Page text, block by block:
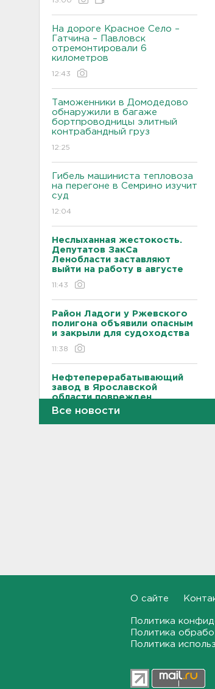
На дороге Красное Село –
Гатчина – Павловск
отремонтировали 6
километров
12:43
Таможенники в Домодедово
обнаружили в багаже
бортпроводницы элитный
контрабандный груз
12:25
Гибель машиниста тепловоза
на перегоне в Семрино изучит
суд
12:04
Неслыханная жестокость.
Депутатов ЗакСа
Ленобласти заставляют
выйти на работу в августе
11:43
Район Ладоги у Ржевского
полигона объявили опасным
и закрыли для судоходства
11:38
Нефтеперерабатывающий
завод в Ярославской
области поврежден
обломками БПЛА, возник
пожар
Четыре девушки пострадали
теракт на объекте
Росгвардии в Приморье
Все новости
О сайте
Политика
Политика
Политика